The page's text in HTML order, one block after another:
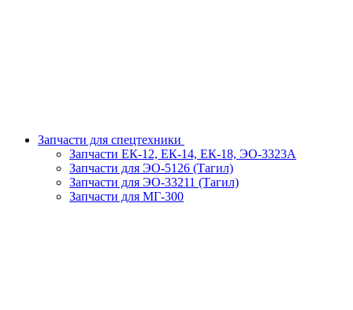
Запчасти для спецтехники
Запчасти ЕК-12, ЕК-14, ЕК-18, ЭО-3323А
Запчасти для ЭО-5126 (Тагил)
Запчасти для ЭО-33211 (Тагил)
Запчасти для МГ-300